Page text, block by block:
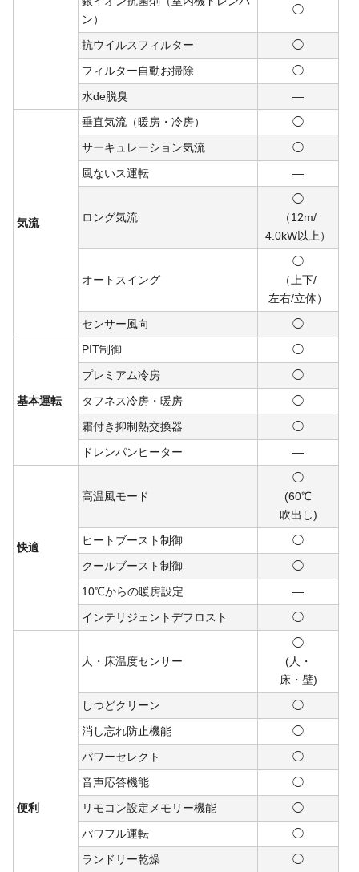
ン）
◯
抗ウイルスフィルター
◯
フィルター自動お掃除
◯
水de脱臭
―
気流
垂直気流（暖房・冷房）
◯
サーキュレーション気流
◯
風ないス運転
―
ロング気流
◯
（12m/
4.0kW以上）
オートスイング
◯
（上下/
左右/立体）
センサー風向
◯
基本運転
PIT制御
◯
プレミアム冷房
◯
タフネス冷房・暖房
◯
霜付き抑制熱交換器
◯
ドレンパンヒーター
―
快適
高温風モード
◯
(60℃
吹出し)
ヒートブースト制御
◯
クールブースト制御
◯
10℃からの暖房設定
―
インテリジェントデフロスト
◯
便利
人・床温度センサー
◯
(人・
床・ 壁)
しつどクリーン
◯
消し忘れ防止機能
◯
パワーセレクト
◯
音声応答機能
◯
リモコン設定メモリー機能
◯
パワフル運転
◯
ランドリー乾燥
◯